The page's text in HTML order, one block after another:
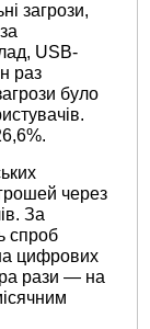
загрози,
USB-
раз
було
через
За
спроб
цифрових
рази — на